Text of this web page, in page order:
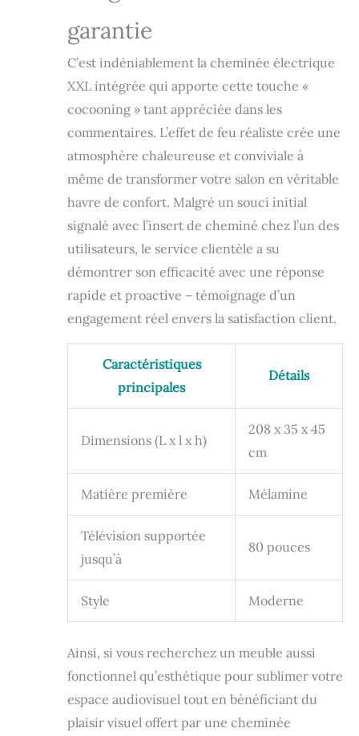
garantie
C’est indéniablement la cheminée électrique
XXL intégrée qui apporte cette touche «
cocooning » tant appréciée dans les
commentaires. L’effet de feu réaliste crée une
atmosphère chaleureuse et conviviale à
même de transformer votre salon en véritable
havre de confort. Malgré un souci initial
signalé avec l’insert de cheminé chez l’un des
utilisateurs, le service clientèle a su
démontrer son efficacité avec une réponse
rapide et proactive – témoignage d’un
engagement réel envers la satisfaction client.
Caractéristiques
principales
Détails
Dimensions (L x l x h)
208 x 35 x 45
cm
Matière première Mélamine
Télévision supportée
jusqu’à
80 pouces
Style Moderne
Ainsi, si vous recherchez un meuble aussi
fonctionnel qu’esthétique pour sublimer votre
espace audiovisuel tout en bénéficiant du
plaisir visuel offert par une cheminée